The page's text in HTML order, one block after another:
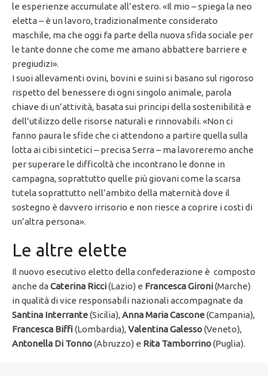
le esperienze accumulate all’estero. «Il mio – spiega la neo
eletta – è un lavoro, tradizionalmente considerato
maschile, ma che oggi fa parte della nuova sfida sociale per
le tante donne che come me amano abbattere barriere e
pregiudizi».
I suoi allevamenti ovini, bovini e suini si basano sul rigoroso
rispetto del benessere di ogni singolo animale, parola
chiave di un’attività, basata sui principi della sostenibilità e
dell’utilizzo delle risorse naturali e rinnovabili. «Non ci
fanno paura le sfide che ci attendono a partire quella sulla
lotta ai cibi sintetici – precisa Serra – ma lavoreremo anche
per superare le difficoltà che incontrano le donne in
campagna, soprattutto quelle più giovani come la scarsa
tutela soprattutto nell’ambito della maternità dove il
sostegno è davvero irrisorio e non riesce a coprire i costi di
un’altra persona».
Le altre elette
Il nuovo esecutivo eletto della confederazione è composto
anche daCaterina Ricci(Lazio) e Francesca Gironi(Marche)
in qualità di vice responsabili nazionali accompagnate da
Santina Interrante(Sicilia),Anna Maria Cascone(Campania),
Francesca Biffi (Lombardia),Valentina Galesso(Veneto),
Antonella Di Tonno(Abruzzo) e Rita Tamborrino(Puglia).